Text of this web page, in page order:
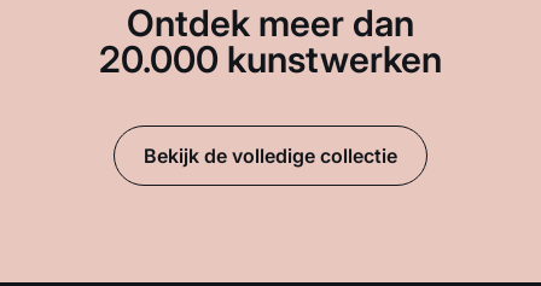
Ontdek meer dan
20.000 kunstwerken
Bekijk de volledige collectie